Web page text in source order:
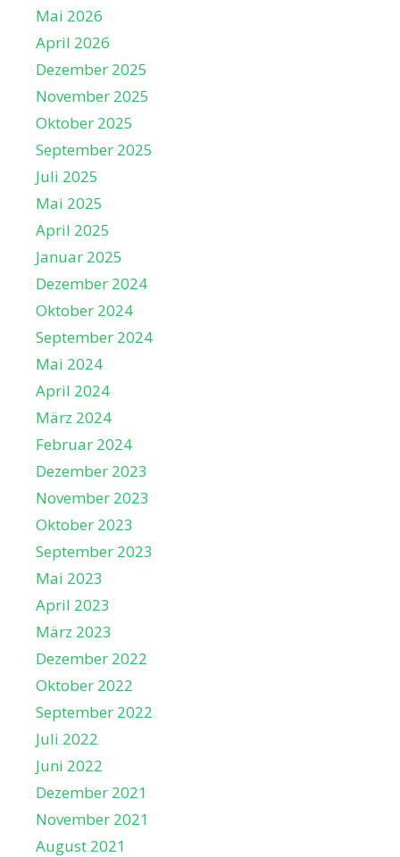
Mai 2026
April 2026
Dezember 2025
November 2025
Oktober 2025
September 2025
Juli 2025
Mai 2025
April 2025
Januar 2025
Dezember 2024
Oktober 2024
September 2024
Mai 2024
April 2024
März 2024
Februar 2024
Dezember 2023
November 2023
Oktober 2023
September 2023
Mai 2023
April 2023
März 2023
Dezember 2022
Oktober 2022
September 2022
Juli 2022
Juni 2022
Dezember 2021
November 2021
August 2021